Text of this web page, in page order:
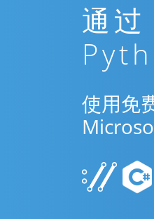
通
使用免